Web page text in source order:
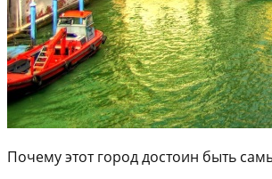
Почему этот город достоин быть